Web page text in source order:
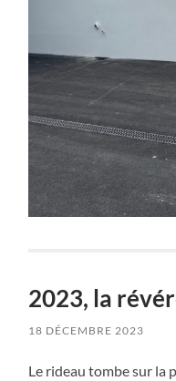
2023, la
18 DÉCEMBRE 2023
Le rideau tombe sur la